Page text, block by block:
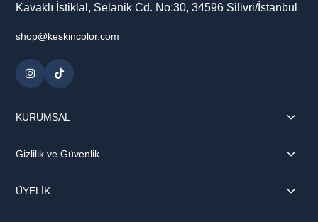
Kavaklı İstiklal, Selanik Cd. No:30, 34596 Silivri/İstanbul
shop@keskincolor.com
KURUMSAL
Gizlilik ve Güvenlik
ÜYELİK